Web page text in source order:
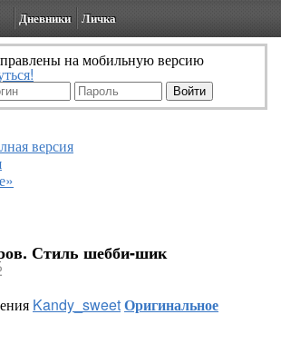
Дневники Личка
на мобильную версию
версия
Стиль шебби-шик
Kandy_sweetОригинальное